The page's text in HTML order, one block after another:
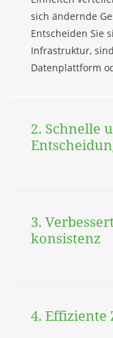
sich ändernde
Entscheiden Sie
Infrastruktur,
Datenplattform
2. Schnelle
3.
konsistenz
4. Effiziente